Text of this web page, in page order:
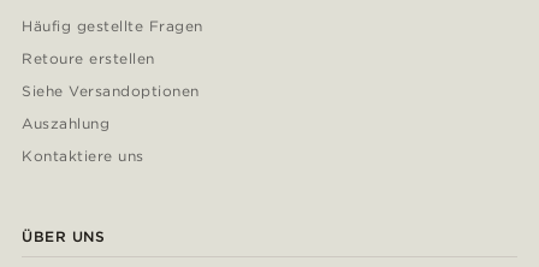
Häufig gestellte Fragen
Retoure erstellen
Siehe Versandoptionen
Auszahlung
Kontaktiere uns
ÜBER UNS